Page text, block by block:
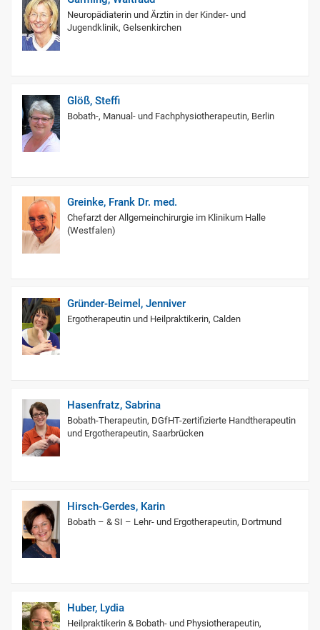
Neuropädiaterin und Ärztin in der Kinder- und
Jugendklinik, Gelsenkirchen
Glöß, Steffi
Bobath-, Manual- und Fachphysiotherapeutin, Berlin
Greinke, Frank Dr. med.
Chefarzt der Allgemeinchirurgie im Klinikum Halle
(Westfalen)
Gründer-Beimel, Jenniver
Ergotherapeutin und Heilpraktikerin, Calden
Hasenfratz, Sabrina
Bobath-Therapeutin, DGfHT-zertifizierte Handtherapeutin
und Ergotherapeutin, Saarbrücken
Hirsch-Gerdes, Karin
Bobath – & SI – Lehr- und Ergotherapeutin, Dortmund
Huber, Lydia
Heilpraktikerin & Bobath- und Physiotherapeutin,